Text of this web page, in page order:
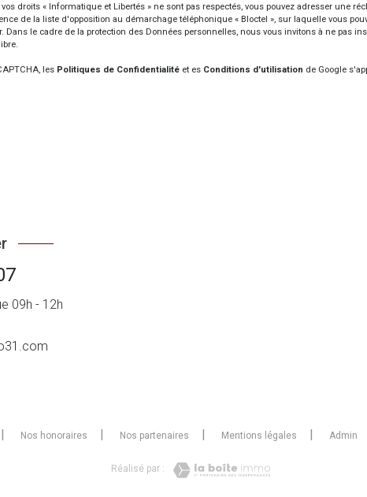
droits « Informatique et Libertés » ne sont pas respectés, vous pouvez adresser une
de la liste d'opposition au démarchage téléphonique « Bloctel », sur laquelle vous
. Dans le cadre de la protection des Données personnelles, nous vous invitons à ne pas
les Politiques de Confidentialitéet es Conditions d'utilisation de Google
09h - 12h
Nos honoraires Nos partenaires Mentions légales Admin
Réalisé par :